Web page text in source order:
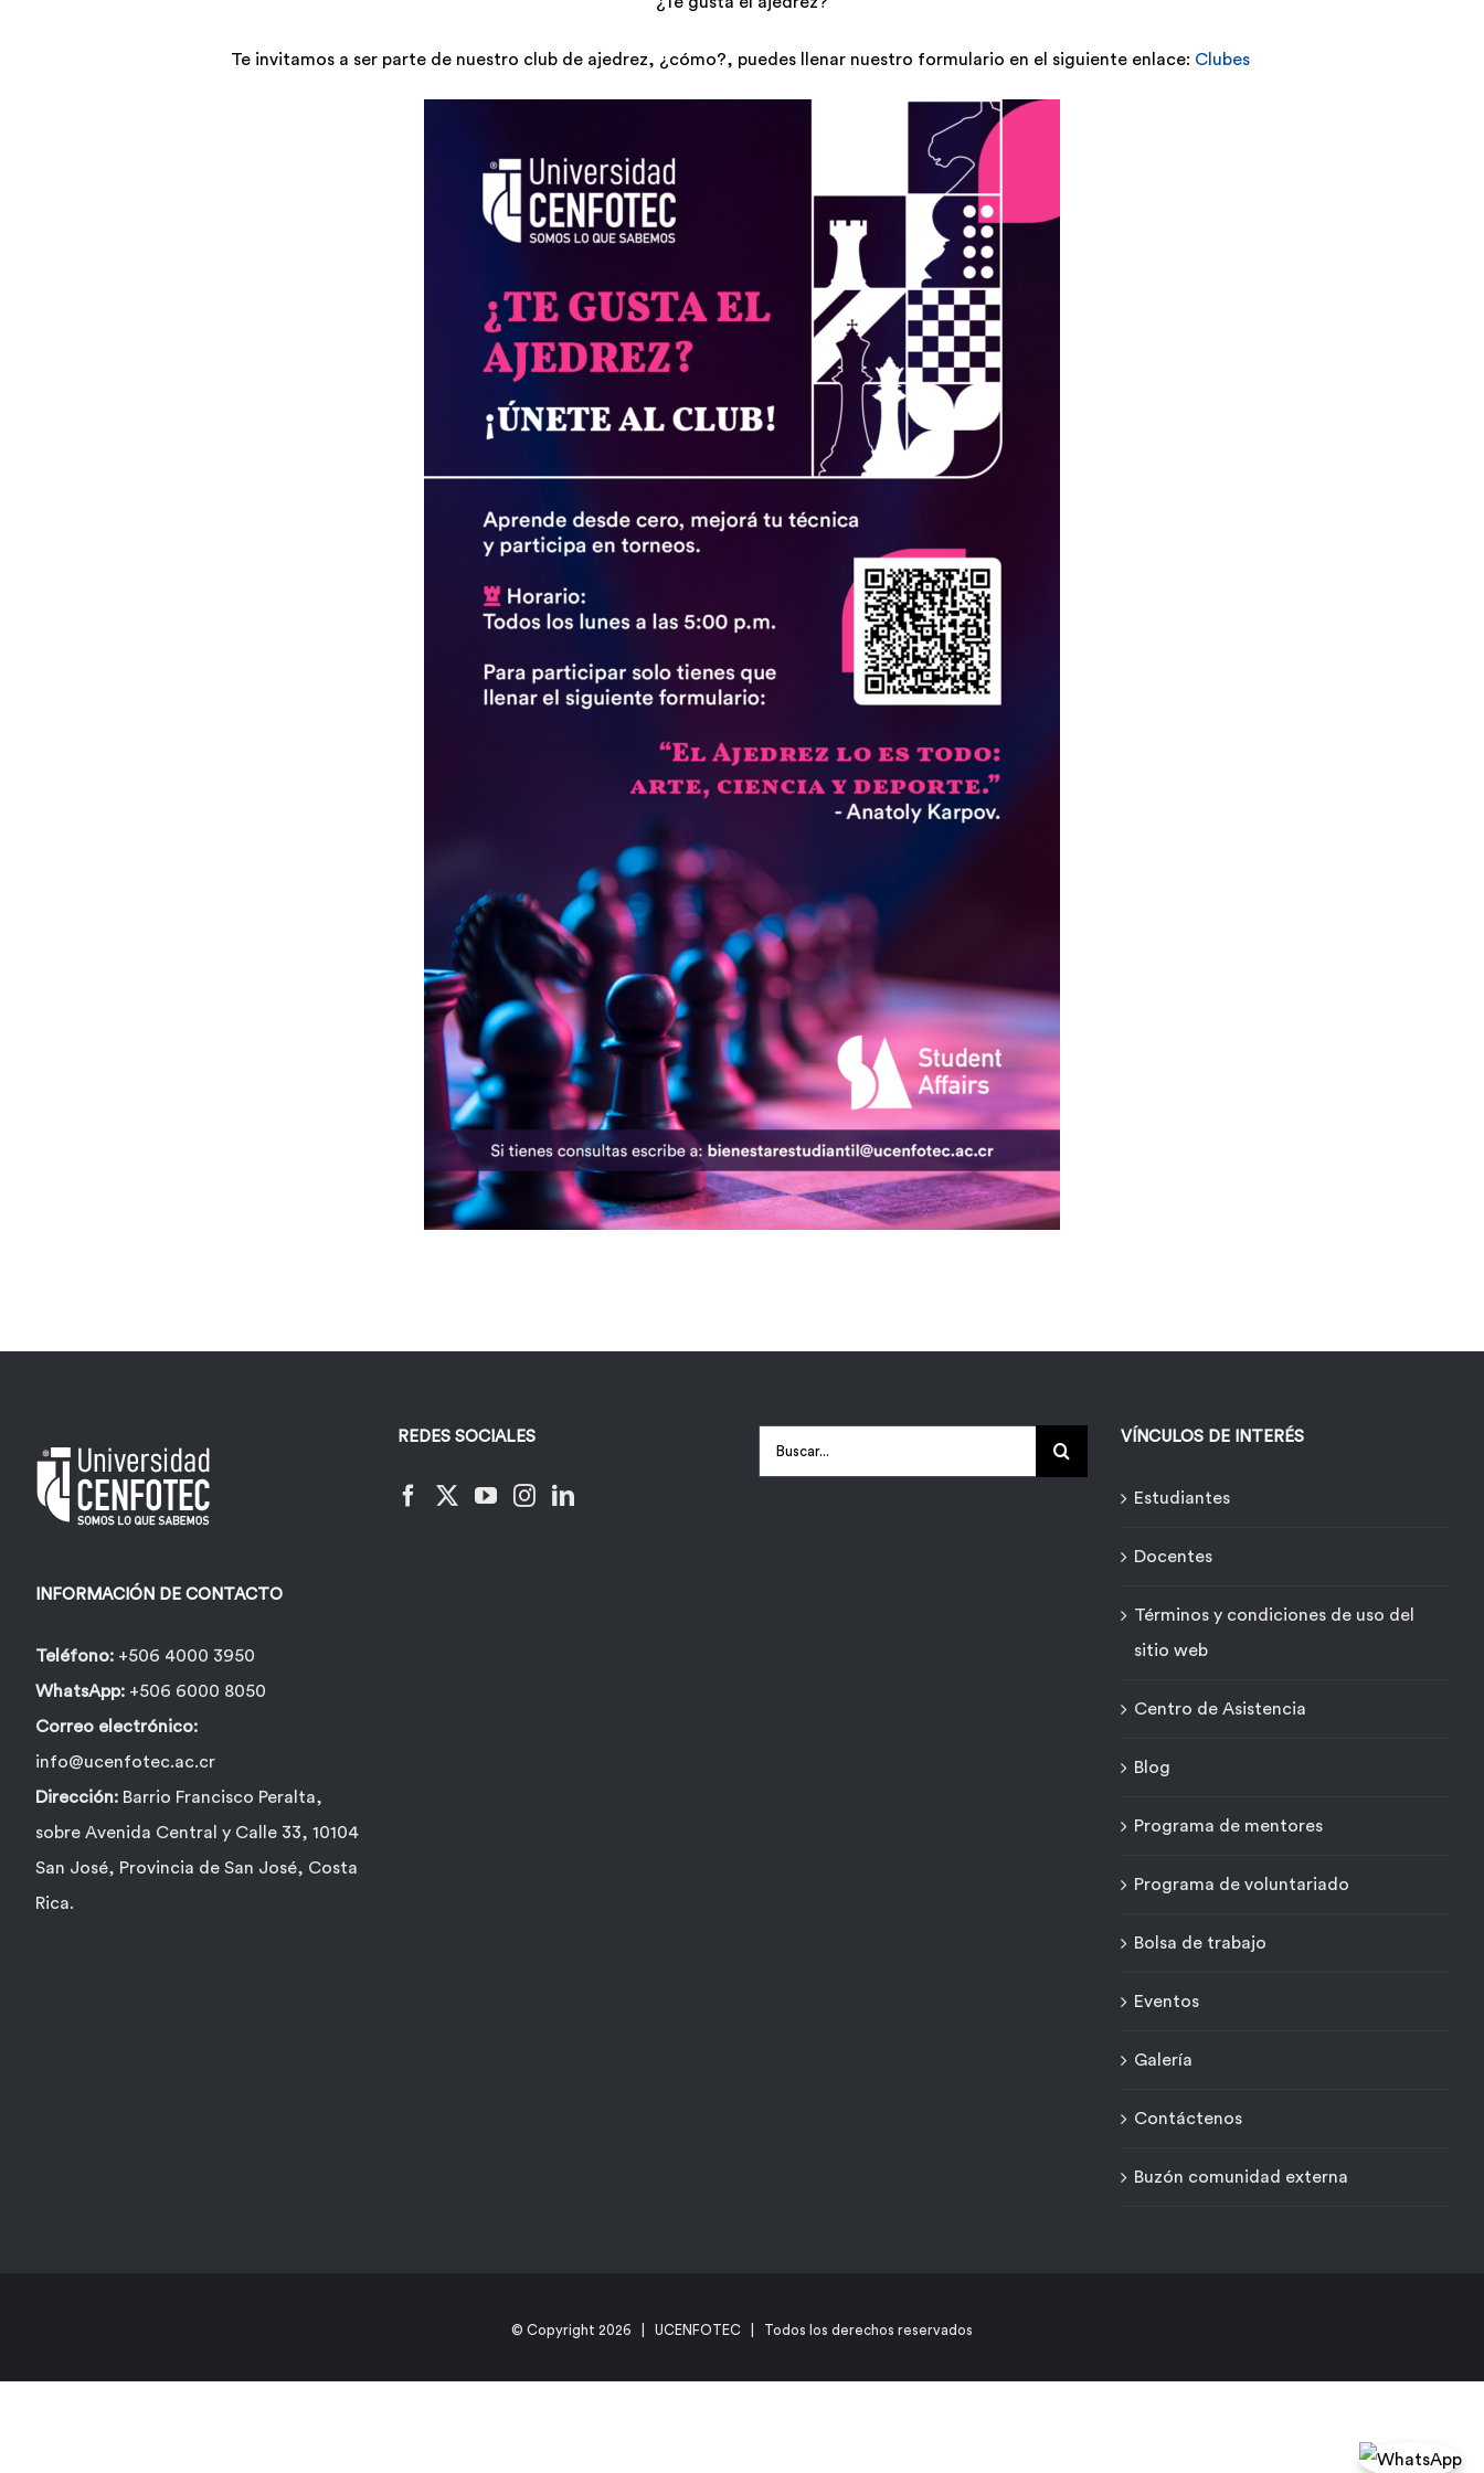
Te invitamos a ser parte de nuestro club de ajedrez, ¿cómo?, puedes llenar nuestro formulario en el siguiente enlace: Clubes
INFORMACIÓN DE CONTACTO
Teléfono: +506 4000 3950
WhatsApp: +506 6000 8050
Correo electrónico:
info@ucenfotec.ac.cr
Dirección: Barrio Francisco Peralta,
sobre Avenida Central y Calle 33, 10104
San José, Provincia de San José, Costa
Rica.
REDES SOCIALES Buscar: VÍNCULOS DE INTERÉS
Estudiantes
Docentes
Términos y condiciones de uso del
sitio web
Centro de Asistencia
Blog
Programa de mentores
Programa de voluntariado
Bolsa de trabajo
Eventos
Galería
Contáctenos
Buzón comunidad externa
© Copyright 2026 | UCENFOTEC | Todos los derechos reservados